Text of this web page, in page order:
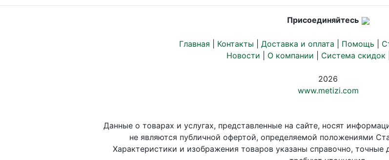
Присоединяйтесь
Главная Контакты Доставка и оплата Помощь
Новости
О компании Система скидок |
2026
www.metizi.com
Данные о товарах и услугах, представленные на сайте, носят
не являются публичной офертой, определяемой положениями
Характеристики и изображения товаров указаны справочно, точные